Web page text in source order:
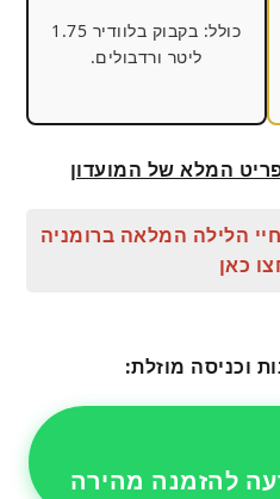
כולל: בקבוק בלוודיר 1.75
ליטר ורדבולים.
המלא של המועדון
הלילה המלאה ברומניה
כאן
וכניסה מוזלת:
להזמנה מהירה